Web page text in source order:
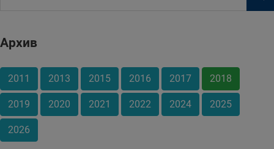
Архив
2011 2013 2015 2016 2017 2018
2019 2020 2021 2022 2024 2025
2026